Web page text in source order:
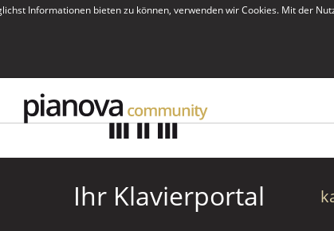
Informationen bieten zu können, verwenden wir Cookies. Mit der
Ihr Klavierportal